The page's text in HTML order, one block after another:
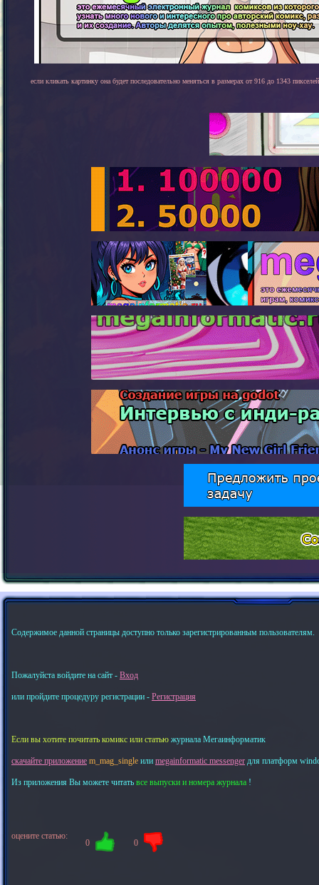
если кликать картинку она будет последовательно меняться в размерах от 916 до 1343
Содержимое данной страницы доступно только зарегистрированным пользователям.
Пожалуйста войдите на сайт - Вход
или пройдите процедуру регистрации - Регистрация
Если вы хотите почитать комикс или статью журнала Мегаинформатик
скачайте приложение m_mag_single или megainformatic messenger для платформ
Из приложения Вы можете читать все выпуски и номера журнала !
оцените статью:
0 0